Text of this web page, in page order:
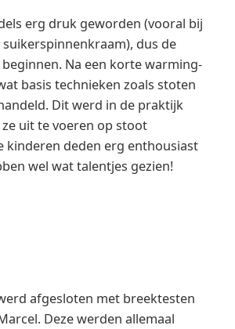
erg druk geworden (vooral bij
dus de
Na een korte warming-
basis technieken zoals stoten
Dit werd in de praktijk
uit te voeren op stoot
kinderen deden erg enthousiast
wel wat talentjes gezien!
afgesloten met breektesten
Deze werden allemaal